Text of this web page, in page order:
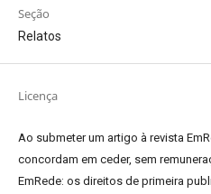
Seção
Relatos
Licença
Ao submeter um artigo à revista
concordam em ceder, sem
EmRede: os direitos de primeira